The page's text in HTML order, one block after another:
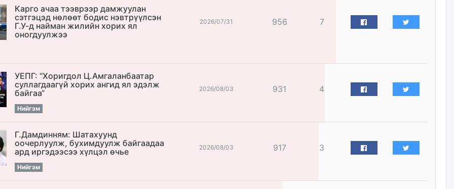
Монгол Улсад 162 вагон - 9720
тонн АИ-92 орж иржээ
Jade Gas: 1.1 тэрбум австрали
эцсийн гэрээг есдүгээр сард
байгуулбал Тавантолгойн
метан хийн үйлдвэрлэлийн
Ханын материалд эхний
ээлжийн 6 блок орон сууцны
өчигдѳр
Карго ачаа тээврээр дамжуулан
сэтгэцэд нөлөөт бодис нэвтрүүлсэн
Г.У-д найман жилийн хорих ял
оногдуулжээ
2026/07/31 956 7
УЕПГ: “Хоригдол Ц.Амгаланбаатар
cуллагдаагүй хорих ангид ял эдэлж
байгаа“
Нийгэм
2026/08/03 931 4
Г.Дамдинням: Шатахуунд
оочерлуулж, бухимдуулж байгаадаа
ард иргэдээсээ хүлцэл өчье
Нийгэм
2026/08/03 917 3